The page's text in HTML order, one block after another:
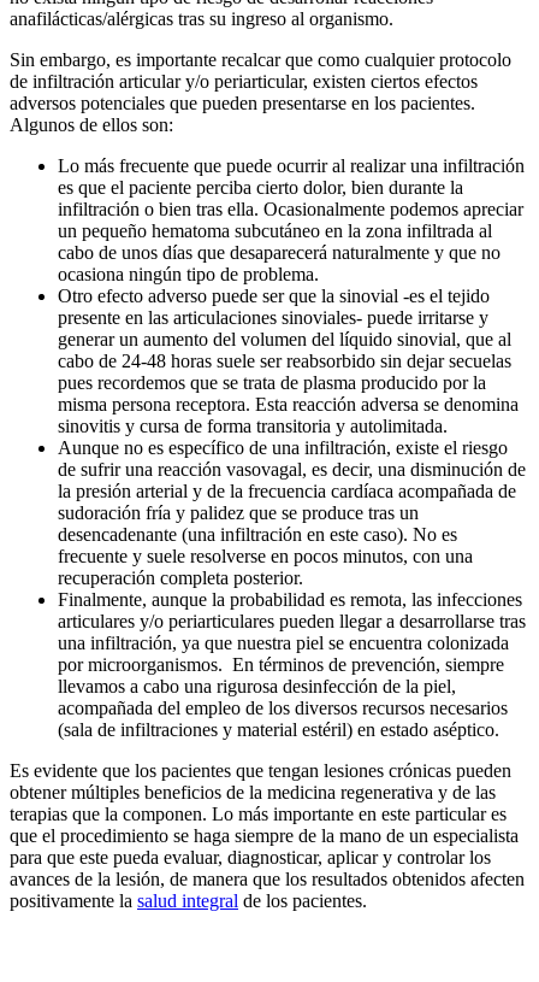
anafilácticas/alérgicas tras su ingreso al organismo.
Sin embargo, es importante recalcar que como cualquier protocolo
de infiltración articular y/o periarticular, existen ciertos efectos
adversos potenciales que pueden presentarse en los pacientes.
Algunos de ellos son:
Lo más frecuente que puede ocurrir al realizar una infiltración
es que el paciente perciba cierto dolor, bien durante la
infiltración o bien tras ella. Ocasionalmente podemos apreciar
un pequeño hematoma subcutáneo en la zona infiltrada al
cabo de unos días que desaparecerá naturalmente y que no
ocasiona ningún tipo de problema.
Otro efecto adverso puede ser que la sinovial -es el tejido
presente en las articulaciones sinoviales- puede irritarse y
generar un aumento del volumen del líquido sinovial, que al
cabo de 24-48 horas suele ser reabsorbido sin dejar secuelas
pues recordemos que se trata de plasma producido por la
misma persona receptora. Esta reacción adversa se denomina
sinovitis y cursa de forma transitoria y autolimitada.
Aunque no es específico de una infiltración, existe el riesgo
de sufrir una reacción vasovagal, es decir, una disminución de
la presión arterial y de la frecuencia cardíaca acompañada de
sudoración fría y palidez que se produce tras un
desencadenante (una infiltración en este caso). No es
frecuente y suele resolverse en pocos minutos, con una
recuperación completa posterior.
Finalmente, aunque la probabilidad es remota, las infecciones
articulares y/o periarticulares pueden llegar a desarrollarse tras
una infiltración, ya que nuestra piel se encuentra colonizada
por microorganismos. En términos de prevención, siempre
llevamos a cabo una rigurosa desinfección de la piel,
acompañada del empleo de los diversos recursos necesarios
(sala de infiltraciones y material estéril) en estado aséptico.
Es evidente que los pacientes que tengan lesiones crónicas pueden
obtener múltiples beneficios de la medicina regenerativa y de las
terapias que la componen. Lo más importante en este particular es
que el procedimiento se haga siempre de la mano de un especialista
para que este pueda evaluar, diagnosticar, aplicar y controlar los
avances de la lesión, de manera que los resultados obtenidos afecten
positivamente la salud integral de los pacientes.